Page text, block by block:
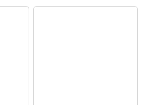
- navigieren Sie mit der Tab-